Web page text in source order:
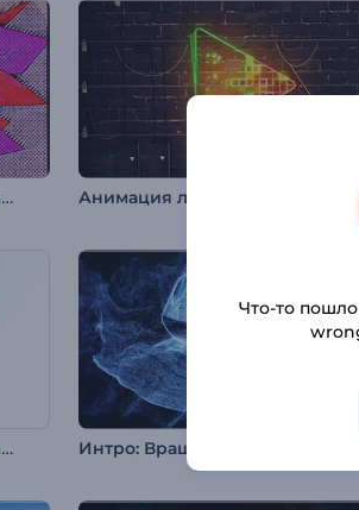
Анимация лого: Распространение искусства
Минималистичная анимация лого Интро: Вращение сюрикена
Что-то